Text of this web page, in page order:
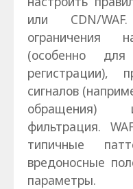
или CDN/
ограничения
(особенно
регистрации),
сигналов
обращения)
фильтрация.
типичные
вредоносные
параметры.